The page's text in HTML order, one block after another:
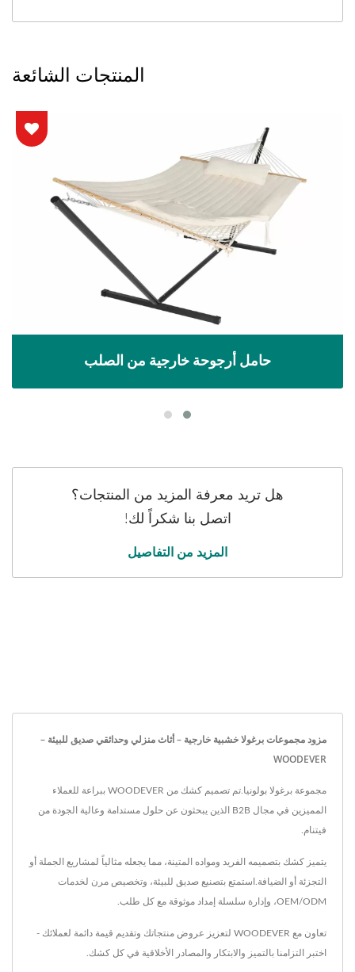
المنتجات الشائعة
حامل أرجوحة خارجية من الصلب
هل تريد معرفة المزيد من المنتجات؟
اتصل بنا شكراً لك!
المزيد من التفاصيل
مزود مجموعات برغولا خشبية خارجية – أثاث منزلي وحدائقي صديق للبيئة –
WOODEVER
مجموعة برغولا بولونيا.تم تصميم كشك من WOODEVER ببراعة للعملاء
المميزين في مجال B2B الذين يبحثون عن حلول مستدامة وعالية الجودة من
فيتنام.
يتميز كشك بتصميمه الفريد ومواده المتينة، مما يجعله مثالياً لمشاريع الجملة أو
التجزئة أو الضيافة.استمتع بتصنيع صديق للبيئة، وتخصيص مرن لخدمات
OEM/ODM، وإدارة سلسلة إمداد موثوقة مع كل طلب.
تعاون مع WOODEVER لتعزيز عروض منتجاتك وتقديم قيمة دائمة لعملائك -
اختبر التزامنا بالتميز والابتكار والمصادر الأخلاقية في كل كشك.